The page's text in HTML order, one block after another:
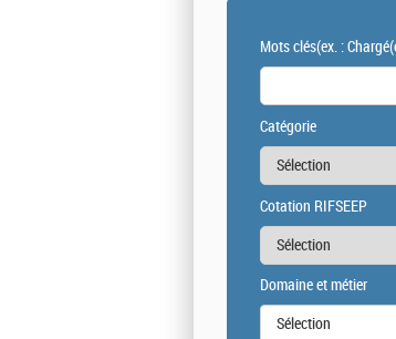
Mots clés(ex. :
Catégorie
Cotation RIFSEEP
Domaine et métier
Sélection